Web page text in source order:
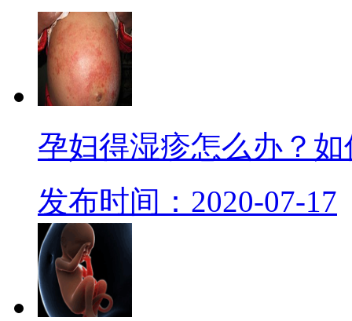
孕妇得湿疹怎么办？
发布时间：2020-07-17